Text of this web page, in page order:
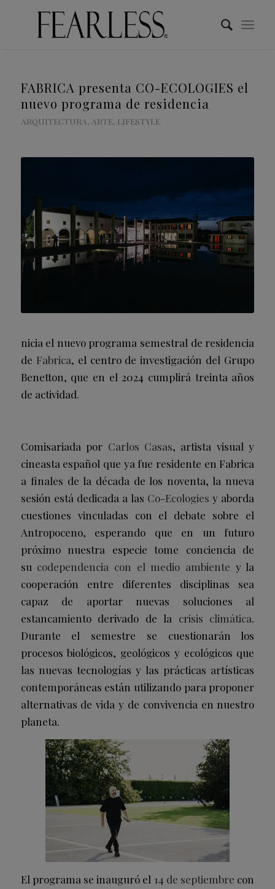
FABRICA presenta CO-ECOLOGIES el
nuevo programa de residencia
ARQUITECTURA, ARTE, LIFESTYLE
nicia el nuevo programa semestral de residencia
de Fabrica, el centro de investigación del Grupo
Benetton, que en el 2024 cumplirá treinta años
de actividad.
Comisariada por Carlos Casas, artista visual y
cineasta español que ya fue residente en Fabrica
a finales de la década de los noventa, la nueva
sesión está dedicada a las Co-Ecologies y aborda
cuestiones vinculadas con el debate sobre el
Antropoceno, esperando que en un futuro
próximo nuestra especie tome conciencia de
su codependencia con el medio ambiente y la
cooperación entre diferentes disciplinas sea
capaz de aportar nuevas soluciones al
estancamiento derivado de la crisis climática.
Durante el semestre se cuestionarán los
procesos biológicos, geológicos y ecológicos que
las nuevas tecnologías y las prácticas artísticas
contemporáneas están utilizando para proponer
alternativas de vida y de convivencia en nuestro
planeta.
El programa se inauguró el 14 de septiembre con